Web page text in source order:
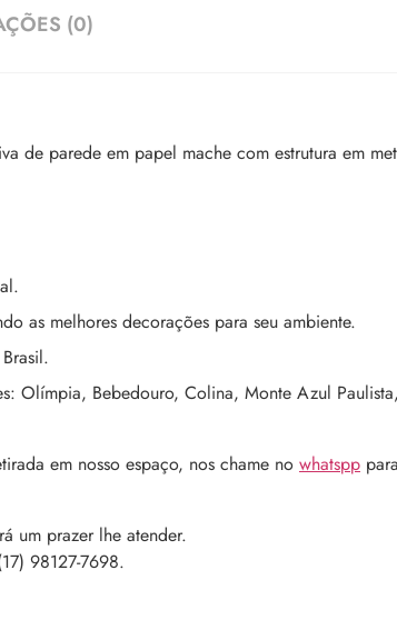
(0)
de parede em papel mache com estrutura em
as melhores decorações para seu ambiente.
Olímpia, Bebedouro, Colina, Monte Azul
em nosso espaço, nos chame no whatspp
um prazer lhe atender.
98127-7698.